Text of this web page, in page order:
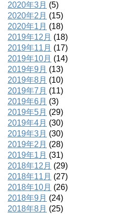
2020年3月 (5)
2020年2月 (15)
2020年1月 (18)
2019年12月 (18)
2019年11月 (17)
2019年10月 (14)
2019年9月 (13)
2019年8月 (10)
2019年7月 (11)
2019年6月 (3)
2019年5月 (29)
2019年4月 (30)
2019年3月 (30)
2019年2月 (28)
2019年1月 (31)
2018年12月 (29)
2018年11月 (27)
2018年10月 (26)
2018年9月 (24)
2018年8月 (25)